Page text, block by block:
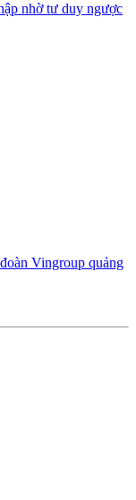
nhờ tư duy ngược
Vingroup quảng